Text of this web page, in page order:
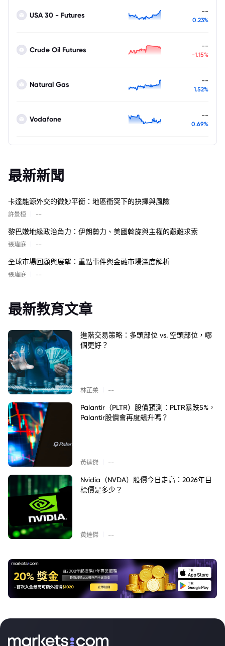
USA 30 - Futures --
0.23%
Crude Oil Futures --
-1.15%
Natural Gas --
1.52%
Vodafone --
0.69%
最新新聞
卡達能源外交的微妙平衡：地區衝突下的抉擇與風險
許景桓 --
黎巴嫩地緣政治角力：伊朗勢力、美國斡旋與主權的艱難求索
張瑋庭 --
全球市場回顧與展望：重點事件與金融市場深度解析
張瑋庭 --
最新教育文章
進階交易策略：多頭部位 vs. 空頭部位，哪
個更好？
林芷柔 --
Palantir（PLTR）股價預測：PLTR暴跌5%，
Palantir股價會再度飆升嗎？
黃達傑 --
Nvidia（NVDA）股價今日走高：2026年目
標價是多少？
黃達傑 --